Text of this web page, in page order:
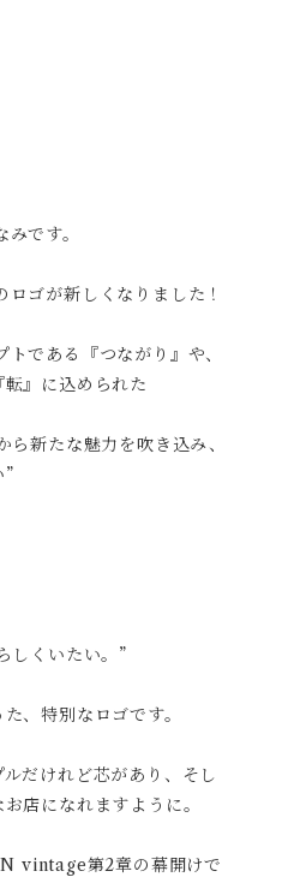
です。
ゴが新しくなりました！
である『つながり』や、
』に込められた
ら新たな魅力を吹き込み、
”
しくいたい。”
、特別なロゴです。
だけれど芯があり、そし
店になれますように。
vintage第2章の幕開けで